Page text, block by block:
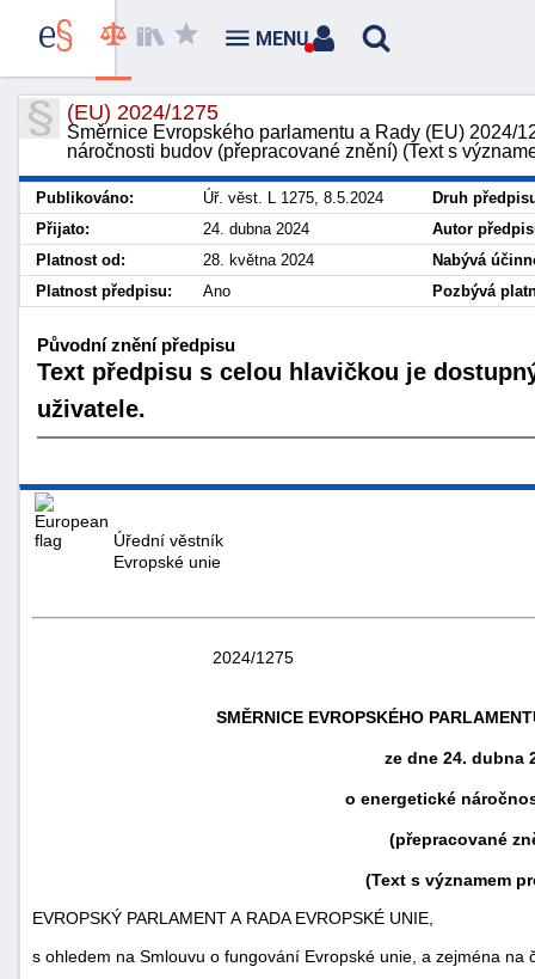
(EU) 2024/1275
Směrnice Evropského parlamentu a Rady (EU) 2024/
náročnosti budov (přepracované znění) (Text s
Publikováno: Úř. věst. L 1275, 8.5.2024
Druh
Přijato:
24. dubna 2024
Autor
Platnost od:
28. května 2024
Nabývá
Platnost předpisu:
Ano Pozbývá
Původní znění předpisu
Text předpisu s celou hlavičkou je
uživatele.
Úřední věstník
Evropské unie
2024/1275
SMĚRNICE EVROPSKÉHO
ze dne 24. dubna
o energetické
(přepracované
(Text s významem
EVROPSKÝ PARLAMENT A RADA EVROPSKÉ UNIE,
s ohledem na Smlouvu o fungování Evropské unie, a zejména na
MENU
náhrady